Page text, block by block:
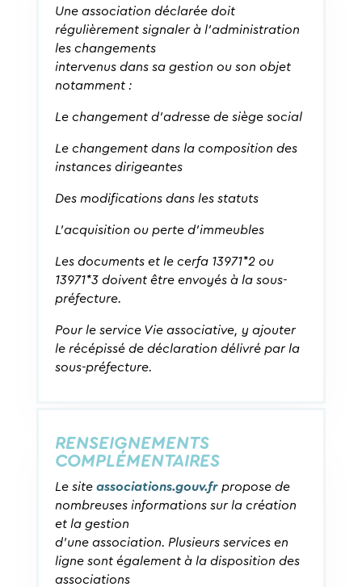
Une association déclarée doit
régulièrement signaler à l’administration
les changements
intervenus dans sa gestion ou son objet
notamment :
Le changement d’adresse de siège social
Le changement dans la composition des
instances dirigeantes
Des modifications dans les statuts
L’acquisition ou perte d’immeubles
Les documents et le cerfa 13971*2 ou
13971*3 doivent être envoyés à la sous-
préfecture.
Pour le service Vie associative, y ajouter
le récépissé de déclaration délivré par la
sous-préfecture.
RENSEIGNEMENTS
COMPLÉMENTAIRES
Le site associations.gouv.frpropose de
nombreuses informations sur la création
et la gestion
d’une association. Plusieurs services en
ligne sont également à la disposition des
associations